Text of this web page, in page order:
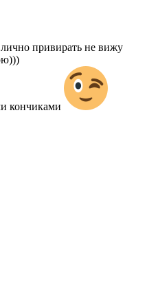
привирать не вижу
кончиками